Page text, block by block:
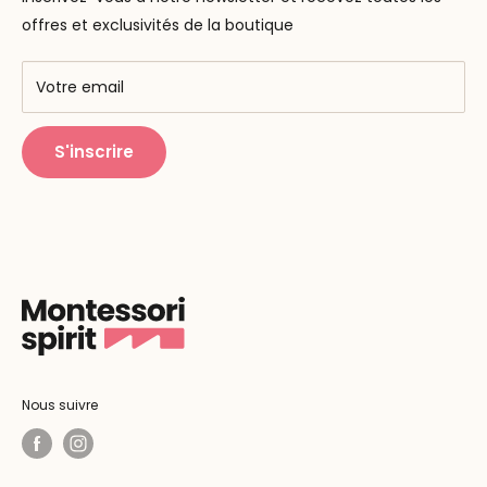
F.A.Q
Nos marques
Centres de formation
Public Montessori
offres et exclusivités de la boutique
Votre email
S'inscrire
Nous suivre